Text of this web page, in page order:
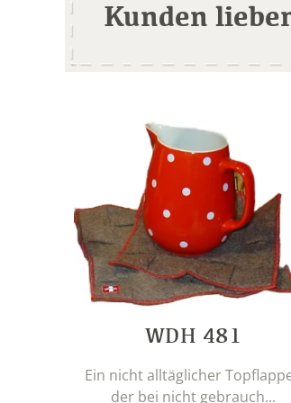
Kunden
WDH 481
Ein nicht alltäglicher
der bei nicht gebrauch...